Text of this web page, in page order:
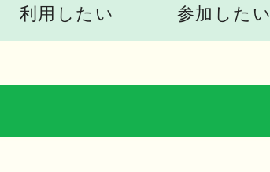
利用したい 参加したい